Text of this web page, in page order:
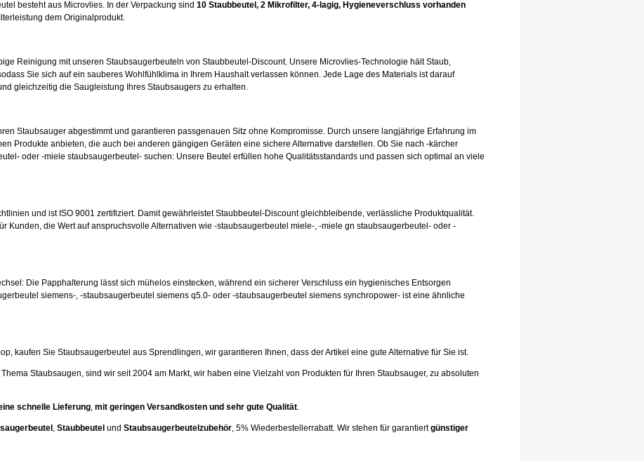
besteht aus Microvlies. In der Verpackung sind 10 Staubbeutel , 2 Mikrofilter, 4-lagig, Hygieneverschluss vorhanden
dem Originalprodukt.
Reinigung mit unseren Staubsaugerbeuteln von Staubbeutel-Discount. Unsere Microvlies-Technologie hält Staub,
Sie sich auf ein sauberes Wohlfühlklima in Ihrem Haushalt verlassen können. Jede Lage des Materials ist darauf
gleichzeitig die Saugleistung Ihres Staubsaugers zu erhalten.
Staubsauger abgestimmt und garantieren passgenauen Sitz ohne Kompromisse. Durch unsere langjährige Erfahrung im
Produkte anbieten, die auch bei anderen gängigen Geräten eine sichere Alternative darstellen. Ob Sie nach -kärcher
oder -miele staubsaugerbeutel- suchen: Unsere Beutel erfüllen hohe Qualitätsstandards und passen sich optimal an viele
und ist ISO 9001 zertifiziert. Damit gewährleistet Staubbeutel-Discount gleichbleibende, verlässliche Produktqualität.
Kunden, die Wert auf anspruchsvolle Alternativen wie -staubsaugerbeutel miele-, -miele gn staubsaugerbeutel- oder -
Die Papphalterung lässt sich mühelos einstecken, während ein sicherer Verschluss ein hygienisches Entsorgen
siemens-, -staubsaugerbeutel siemens q5.0- oder -staubsaugerbeutel siemens synchropower- ist eine ähnliche
kaufen Sie Staubsaugerbeutel aus Sprendlingen, wir garantieren Ihnen, dass der Artikel eine gute Alternative für Sie ist.
Staubsaugen, sind wir seit 2004 am Markt, wir haben eine Vielzahl von Produkten für Ihren Staubsauger, zu absoluten
schnelle Lieferung, mit geringen Versandkosten und sehr gute Qualität.
, Staubbeutel und Staubsaugerbeutelzubehör, 5% Wiederbestellerrabatt. Wir stehen für garantiertgünstiger